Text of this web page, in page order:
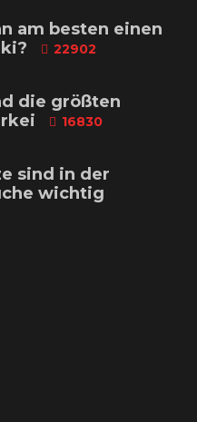
am besten einen
22902
die größten
16830
sind in der
wichtig